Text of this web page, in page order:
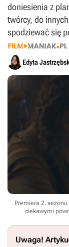
doniesienia z
twórcy, do
spodziewać się
Edyta
Premiera 2.
ciekawymi
Uwaga!